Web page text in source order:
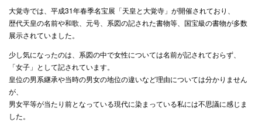
大覚寺では、平成31年春季名宝展「天皇と大覚寺」が開催されており、
歴代天皇の名前や和歌、元号、系図の記された書物等、国宝級の書物が多数
展示されていました。
少し気になったのは、系図の中で女性については名前が記されておらず、
「女子」として記されています。
皇位の男系継承や当時の男女の地位の違いなど理由については分かりません
が、
男女平等が当たり前となっている現代に染まっている私には不思議に感じま
した。